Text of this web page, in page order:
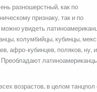
разношерстный, как по
признаку, так и по
увидеть
колумбийцы, кубинцы,
афро-кубинцев, поляков, ну, и
Преобладают
возрастов, в целом танцпол